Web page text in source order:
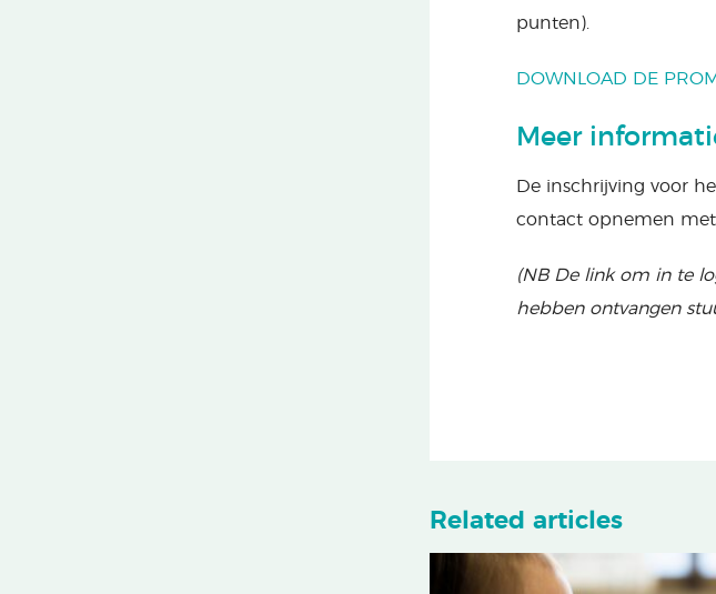
punten).
DOWNLOAD DE
Meer
De inschrijving voor
contact opnemen
(NB De link om in te
hebben ontvangen
Related articles